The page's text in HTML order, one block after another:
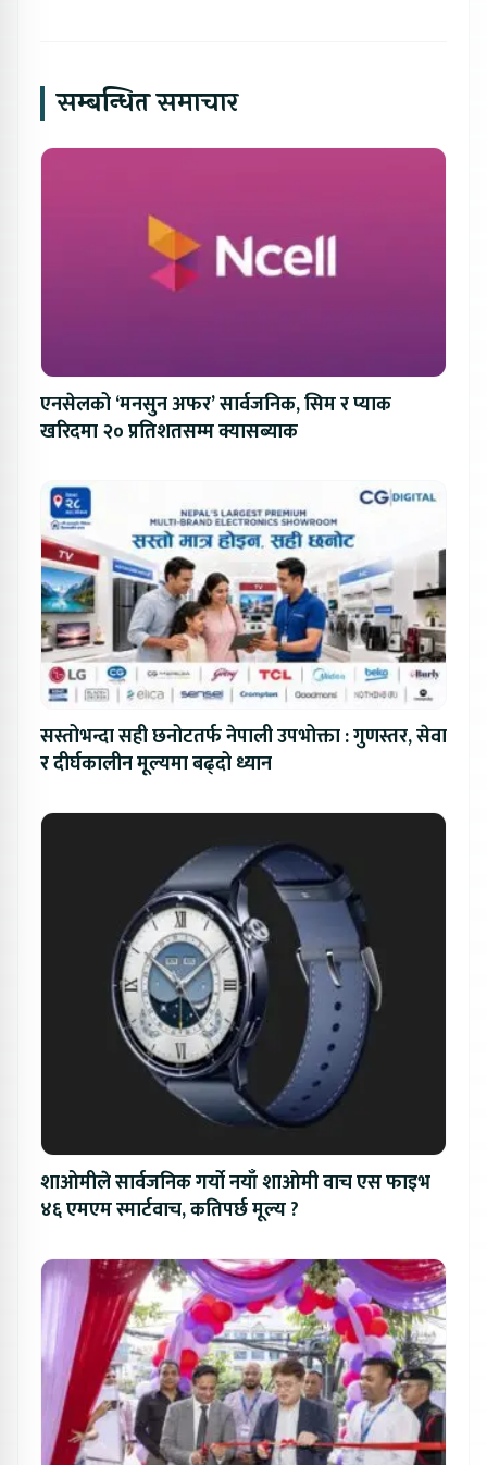
सम्बन्धित समाचार
एनसेलको ‘मनसुन अफर’ सार्वजनिक, सिम र प्याक
खरिदमा २० प्रतिशतसम्म क्यासब्याक
सस्तोभन्दा सही छनोटतर्फ नेपाली उपभोक्ता : गुणस्तर, सेवा
र दीर्घकालीन मूल्यमा बढ्दो ध्यान
शाओमीले सार्वजनिक गर्यो नयाँ शाओमी वाच एस फाइभ
४६ एमएम स्मार्टवाच, कतिपर्छ मूल्य ?